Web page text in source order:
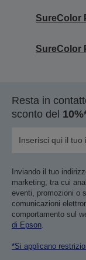
SureColor
SureColor
Resta in
sconto del
Inviando il tuo
marketing, tra cui
eventi, promozioni o
comunicazioni
comportamento sul
di Epson.
*Si applicano